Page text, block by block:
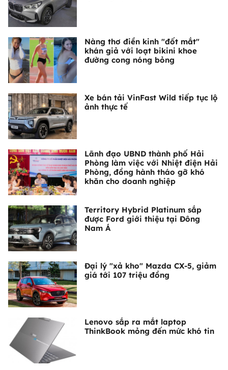
Nàng thơ điền kinh "đốt mắt"
khán giả với loạt bikini khoe
đường cong nóng bỏng
Xe bán tải VinFast Wild tiếp tục lộ
ảnh thực tế
Lãnh đạo UBND thành phố Hải
Phòng làm việc với Nhiệt điện Hải
Phòng, đồng hành tháo gỡ khó
khăn cho doanh nghiệp
Territory Hybrid Platinum sắp
được Ford giới thiệu tại Đông
Nam Á
Đại lý "xả kho" Mazda CX-5, giảm
giá tới 107 triệu đồng
Lenovo sắp ra mắt laptop
ThinkBook mỏng đến mức khó tin